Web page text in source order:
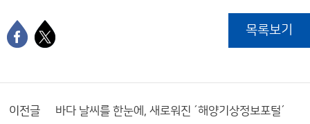
목록보기
이전글 바다 날씨를 한눈에, 새로워진 ´해양기상정보포털´